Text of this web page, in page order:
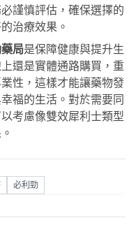
謹慎評估，確保選擇的
治療效果。
局是保障健康與提升生
還是實體通路購買，重
性，這樣才能讓藥物發
福的生活。對於需要同
考慮像雙效犀利士類型
必利勁